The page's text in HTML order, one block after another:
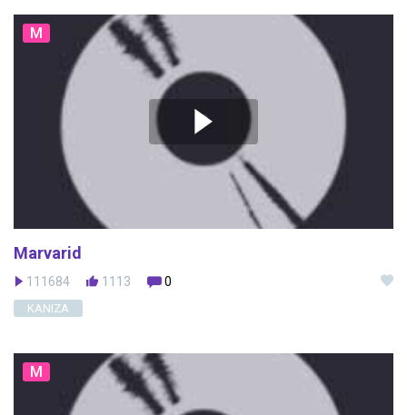
M
Marvarid
111684 1113 0
KANIZA
M